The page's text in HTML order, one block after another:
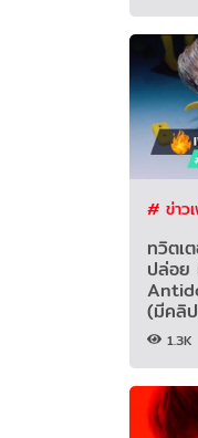
# ข่าว
ทวิตเ
ปล่อย
(มีคลิ
1.3K